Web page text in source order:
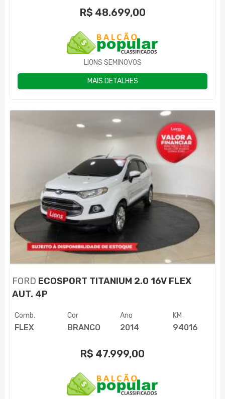
R$ 48.699,00
LIONS SEMINOVOS
MAIS DETALHES
FORD ECOSPORT TITANIUM 2.0 16V FLEX
AUT. 4P
Comb.
FLEX
Cor
BRANCO
Ano
2014
KM
94016
R$ 47.999,00